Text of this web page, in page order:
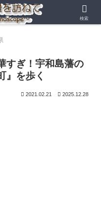
すぎ！宇和島藩の
』を歩く
2021.02.21 2025.12.28
検索